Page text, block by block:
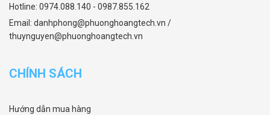
Hotline: 0974.088.140 - 0987.855.162
Email: danhphong@phuonghoangtech.vn /
thuynguyen@phuonghoangtech.vn
CHÍNH SÁCH
Hướng dẫn mua hàng